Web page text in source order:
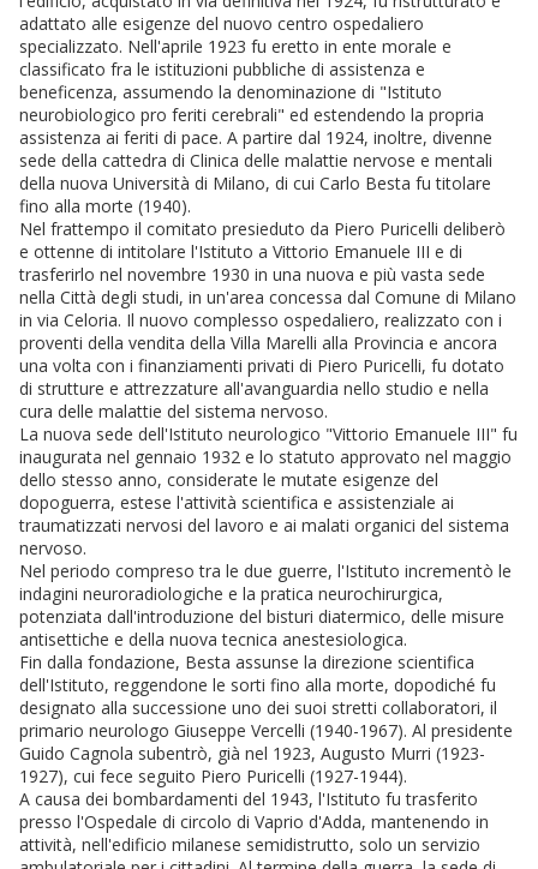
adattato alle esigenze del nuovo centro ospedaliero
specializzato. Nell'aprile 1923 fu eretto in ente morale e
classificato fra le istituzioni pubbliche di assistenza e
beneficenza, assumendo la denominazione di "Istituto
neurobiologico pro feriti cerebrali" ed estendendo la propria
assistenza ai feriti di pace. A partire dal 1924, inoltre, divenne
sede della cattedra di Clinica delle malattie nervose e mentali
della nuova Università di Milano, di cui Carlo Besta fu titolare
fino alla morte (1940).
Nel frattempo il comitato presieduto da Piero Puricelli deliberò
e ottenne di intitolare l'Istituto a Vittorio Emanuele III e di
trasferirlo nel novembre 1930 in una nuova e più vasta sede
nella Città degli studi, in un'area concessa dal Comune di Milano
in via Celoria. Il nuovo complesso ospedaliero, realizzato con i
proventi della vendita della Villa Marelli alla Provincia e ancora
una volta con i finanziamenti privati di Piero Puricelli, fu dotato
di strutture e attrezzature all'avanguardia nello studio e nella
cura delle malattie del sistema nervoso.
La nuova sede dell'Istituto neurologico "Vittorio Emanuele III" fu
inaugurata nel gennaio 1932 e lo statuto approvato nel maggio
dello stesso anno, considerate le mutate esigenze del
dopoguerra, estese l'attività scientifica e assistenziale ai
traumatizzati nervosi del lavoro e ai malati organici del sistema
nervoso.
Nel periodo compreso tra le due guerre, l'Istituto incrementò le
indagini neuroradiologiche e la pratica neurochirurgica,
potenziata dall'introduzione del bisturi diatermico, delle misure
antisettiche e della nuova tecnica anestesiologica.
Fin dalla fondazione, Besta assunse la direzione scientifica
dell'Istituto, reggendone le sorti fino alla morte, dopodiché fu
designato alla successione uno dei suoi stretti collaboratori, il
primario neurologo Giuseppe Vercelli (1940-1967). Al presidente
Guido Cagnola subentrò, già nel 1923, Augusto Murri (1923-
1927), cui fece seguito Piero Puricelli (1927-1944).
A causa dei bombardamenti del 1943, l'Istituto fu trasferito
presso l'Ospedale di circolo di Vaprio d'Adda, mantenendo in
attività, nell'edificio milanese semidistrutto, solo un servizio